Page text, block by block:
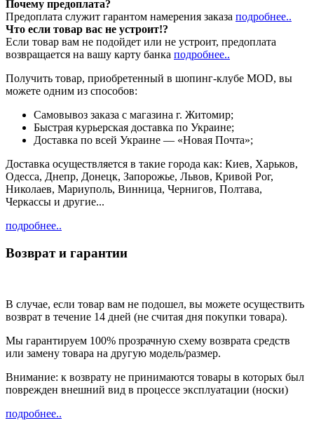
Почему предоплата?
Предоплата служит гарантом намерения заказа подробнее..
Что если товар вас не устроит!?
Если товар вам не подойдет или не устроит, предоплата
возвращается на вашу карту банка подробнее..
Получить товар, приобретенный в шопинг-клубе MOD, вы
можете одним из способов:
Cамовывоз заказа с магазина г. Житомир;
Быстрая курьерская доставка по Украине;
Доставка по всей Украине — «Новая Почта»;
Доставка осуществляется в такие города как: Киев, Харьков,
Одесса, Днепр, Донецк, Запорожье, Львов, Кривой Рог,
Николаев, Мариуполь, Винница, Чернигов, Полтава,
Черкассы и другие...
подробнее..
Возврат и гарантии
В случае, если товар вам не подошел, вы можете осуществить
возврат в течение 14 дней (не считая дня покупки товара).
Мы гарантируем 100% прозрачную схему возврата средств
или замену товара на другую модель/размер.
Внимание: к возврату не принимаются товары в которых был
поврежден внешний вид в процессе эксплуатации (носки)
подробнее..